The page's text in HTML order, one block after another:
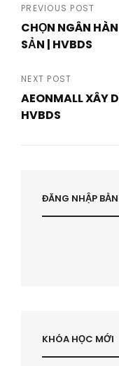
Post
PREVIOUS POST
CHỌN NGÂN
SẢN | HVBDS
Post
NEXT POST
AEONMALL XÂY
HVBDS
ĐĂNG NHẬP
KHÓA HỌC MỚI